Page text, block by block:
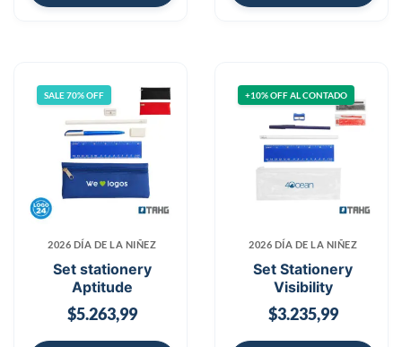
SALE 70% OFF
2026 DÍA DE LA NIÑEZ
Set stationery
Aptitude
$5.263,99
+10% OFF AL CONTADO
2026 DÍA DE LA NIÑEZ
Set Stationery
Visibility
$3.235,99